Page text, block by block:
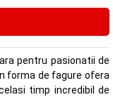
pentru pasionatii de
forma de fagure ofera
timp incredibil de